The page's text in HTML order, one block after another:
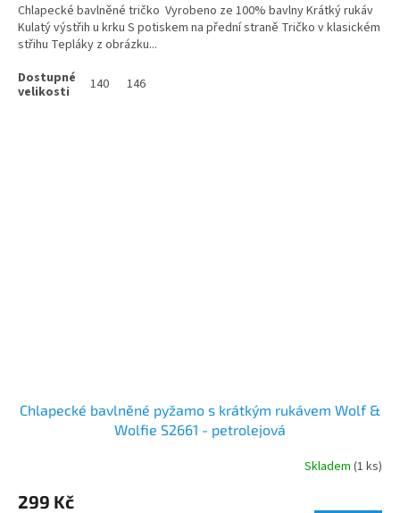
Chlapecké bavlněné tričko Vyrobeno ze 100% bavlny Krátký rukáv
Kulatý výstřih u krku S potiskem na přední straně Tričko v klasickém
střihu Tepláky z obrázku...
140 146
Chlapecké bavlněné pyžamo s krátkým rukávem Wolf &
Wolfie S2661 - petrolejová
Skladem (1 ks)
299 Kč